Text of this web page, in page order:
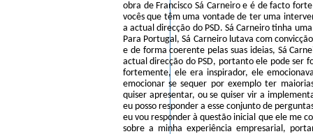
obra de Francisco Sá Carneiro e é de facto
vocês que têm uma vontade de ter uma
a actual direcção do PSD. Sá Carneiro tinha
Para Portugal, Sá Carneiro lutava com
e de forma coerente pelas suas ideias, Sá
actual direcção do PSD, portanto ele pode ser
fortemente, ele era inspirador, ele
emocionar se sequer por exemplo ter
quiser apresentar, ou se quiser vir a
eu posso responder a esse conjunto de
eu vou responder à questão inicial que ele me
sobre a minha experiência empresarial,